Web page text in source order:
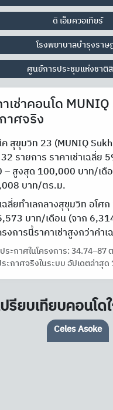
ดิ เอ็มควอเทียร์
โรงพยาบาลบำรุงราษ
ศูนย์การประชุมแห่งชาติ
เช่าคอนโด
าศจริง
สุขุมวิท 23 (MUNIQ
32 รายการ ราคาเช่าเฉลี่
สูงสุด 100,000 บาท/เดื
บาท/ตร.ม.
ฉลี่ยทำเลกลางสุขุมวิท อโ
บาท/เดือน (จาก
รงการนี้ราคาเช่าสูงกว่าค่
ะกาศในโครงการ: 34.74–87
ะกาศจริงในระบบ อัปเดตล่าสุด
รียบเทียบคอนโด
Celes Asoke